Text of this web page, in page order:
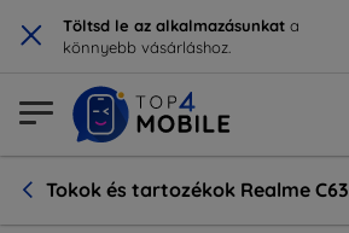
× Töltsd le az alkalmazásunkat a
könnyebb vásárláshoz.
Tokok és tartozékok Realme C63